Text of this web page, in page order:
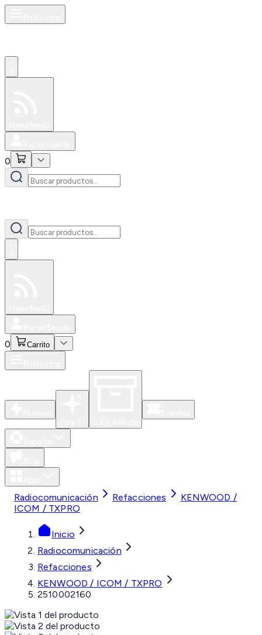
0
0 Carrito
Radiocomunicación Refacciones
KENWOOD /
ICOM / TXPRO
Inicio
Radiocomunicación
Refacciones
KENWOOD / ICOM / TXPRO
2510002160